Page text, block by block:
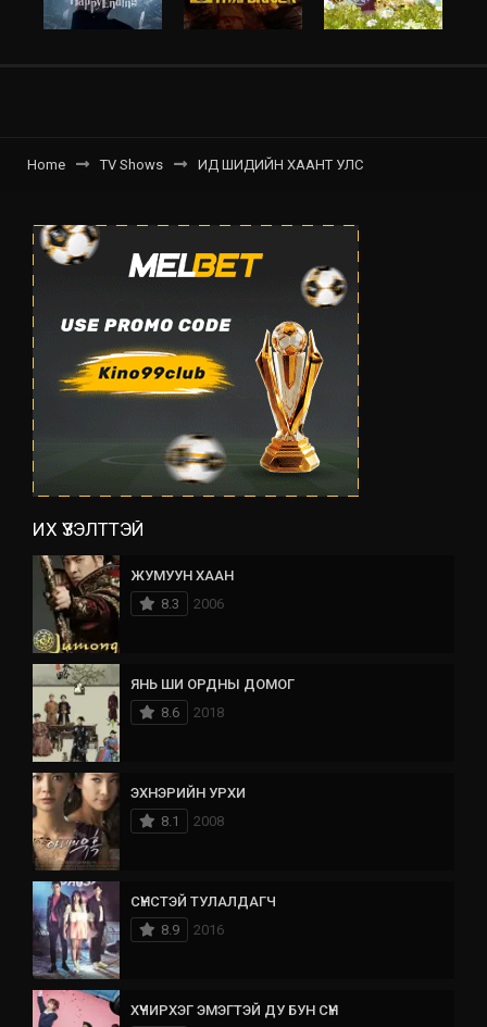
Home TV Shows ИД ШИДИЙН ХААНТ УЛС
ИХ ҮЗЭЛТТЭЙ
ЖУМУУН ХААН
8.3
2006
ЯНЬ ШИ ОРДНЫ ДОМОГ
8.6
2018
ЭХНЭРИЙН УРХИ
8.1
2008
СҮНСТЭЙ ТУЛАЛДАГЧ
8.9
2016
ХҮЧИРХЭГ ЭМЭГТЭЙ ДУ БУН СҮН